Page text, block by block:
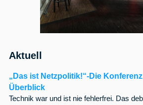
Aktuell
„Das ist Netzpolitik!“-Die
Überblick
Technik war und ist nie fehlerfrei. Das